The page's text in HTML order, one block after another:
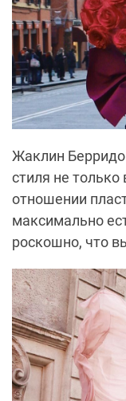
Жаклин
стиля не
отношении
максимально
роскошно, что